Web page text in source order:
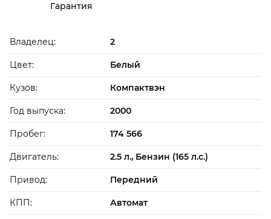
Гарантия
Владелец: 2
Цвет: Белый
Кузов: Компактвэн
Год выпуска: 2000
Пробег: 174 566
Двигатель: 2.5 л., Бензин (165 л.с.)
Привод: Передний
КПП: Автомат